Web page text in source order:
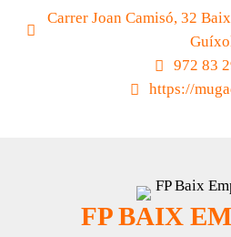
Carrer Joan Camisó, 32
972 83
https://
FP BAIX